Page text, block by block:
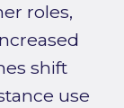
roles,
shift
use